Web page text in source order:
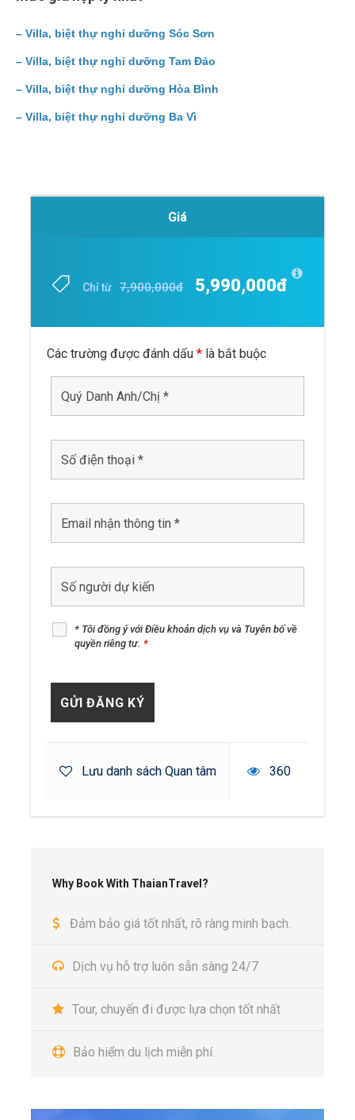
Giá
Chỉ từ 7,900,000đ 5,990,000đ
Các trường được đánh dấu * là bắt buộc
* Tôi đồng ý với Điều khoản dịch vụ và Tuyên bố về
quyền riêng tư. *
Lưu danh sách Quan tâm 360
Why Book With ThaianTravel?
Đảm bảo giá tốt nhất, rõ ràng minh bạch.
Dịch vụ hỗ trợ luôn sẵn sàng 24/7
Tour, chuyến đi được lựa chọn tốt nhất
Bảo hiểm du lịch miễn phí.
– Villa, biệt thự nghỉ dưỡng Sóc Sơn
– Villa, biệt thự nghỉ dưỡng Tam Đảo
– Villa, biệt thự nghỉ dưỡng Hòa Bình
– Villa, biệt thự nghỉ dưỡng Ba Vì